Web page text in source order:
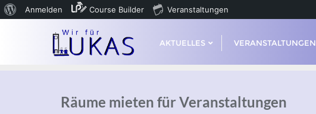
Anmelden Course Builder Veranstaltungen
AKTUELLES VERANSTALTUNGEN
Räume mieten für Veranstaltungen